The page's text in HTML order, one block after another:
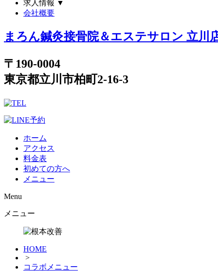
求人情報 ▼
会社概要
まろん鍼灸接骨院＆エステサロン 立川
〒190-0004
東京都立川市柏町2-16-3
ホーム
アクセス
料金表
初めての方へ
メニュー
Menu
メニュー
HOME
>
コラボメニュー